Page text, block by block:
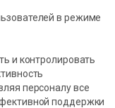
в режиме
и контролировать
персоналу все
поддержки